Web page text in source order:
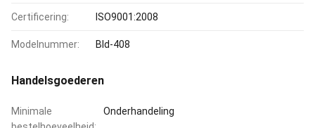
Certificering: ISO9001:2008
Modelnummer: Bld-408
Handelsgoederen
Minimale
Onderhandeling